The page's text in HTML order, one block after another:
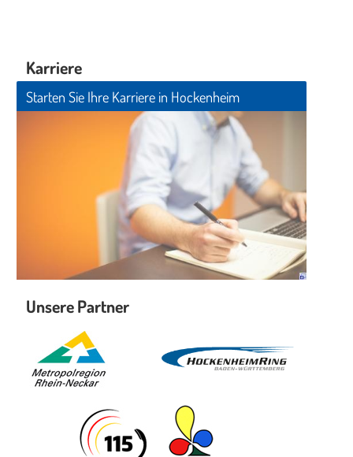
Karriere
Starten Sie Ihre Karriere in Hockenheim
Unsere Partner